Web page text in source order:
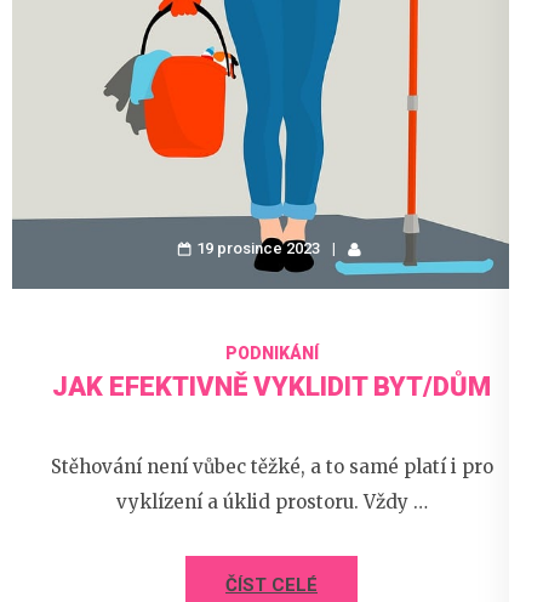
19 prosince 2023
PODNIKÁNÍ
JAK EFEKTIVNĚ VYKLIDIT BYT/DŮM
Stěhování není vůbec těžké, a to samé platí i pro
vyklízení a úklid prostoru. Vždy …
ČÍST CELÉ